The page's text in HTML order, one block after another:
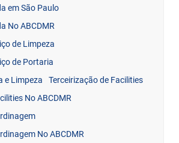
em São Paulo
No ABCDMR
de Limpeza
de Portaria
e Limpeza
Terceirização de Facilities
No ABCDMR
No ABCDMR